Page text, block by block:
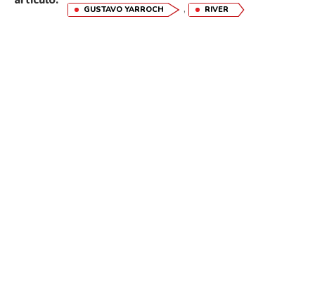
GUSTAVO YARROCH , RIVER